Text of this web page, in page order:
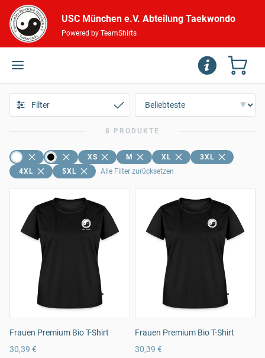
USC München e.V. Abteilung Taekwondo
Powered by TeamShirts
Filter
8 PRODUKTE
XS M XL
3XL
4XL
5XL Alle Filter zurücksetzen
Frauen Premium Bio T-Shirt
30,39 €
Frauen Premium Bio T-Shirt
30,39 €